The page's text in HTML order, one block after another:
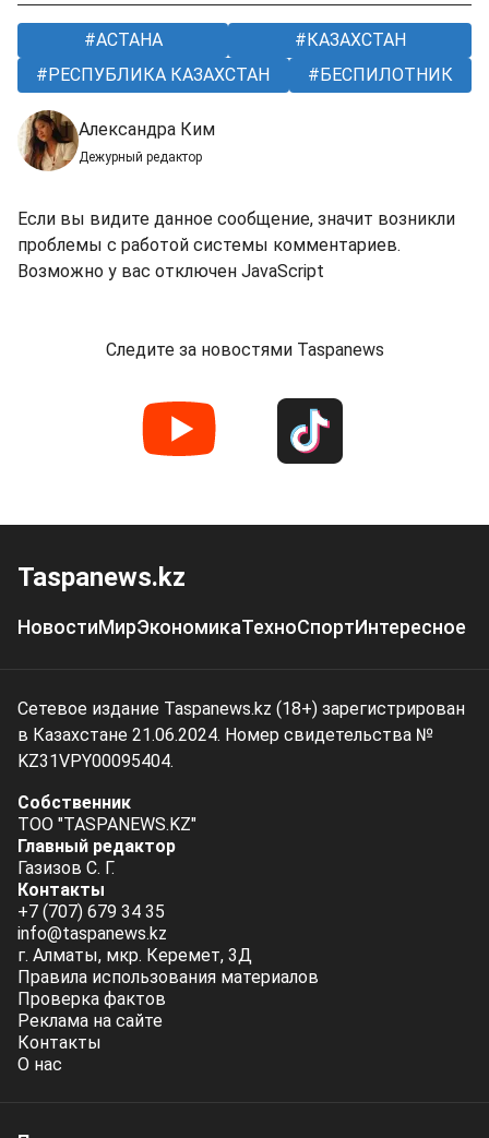
АСТАНА
КАЗАХСТАН
РЕСПУБЛИКА КАЗАХСТАН
БЕСПИЛОТНИК
Александра Ким
Дежурный редактор
Если вы видите данное сообщение, значит возникли
проблемы с работой системы комментариев.
Возможно у вас отключен JavaScript
Следите за новостями Taspanews
Taspanews.kz
НовостиМирЭкономикаТехноСпортИнтересное
Сетевое издание Taspanews.kz (18+) зарегистрирован
в Казахстане 21.06.2024. Номер свидетельства №
KZ31VPY00095404.
Собственник
ТОО "TASPANEWS.KZ"
Главный редактор
Газизов С. Г.
Контакты
+7 (707) 679 34 35
info@taspanews.kz
г. Алматы, мкр. Керемет, 3Д
Правила использования материалов
Проверка фактов
Реклама на сайте
Контакты
О нас